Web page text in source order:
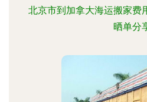
北京市到加拿大海运搬家费
晒单分